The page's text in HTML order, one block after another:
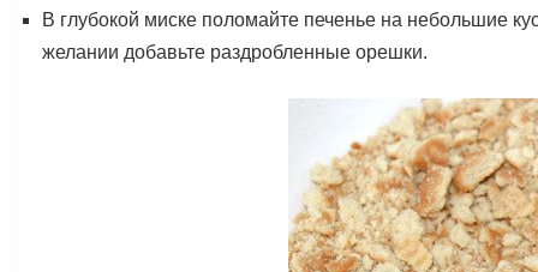
В глубокой миске поломайте печенье на небольшие
желании добавьте раздробленные орешки.